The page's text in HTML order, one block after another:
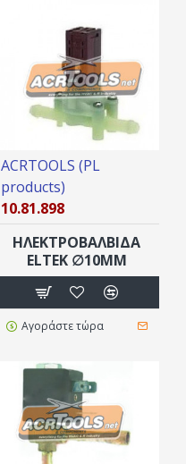
ACRTOOLS (PL
products)
10.81.898
ΗΛΕΚΤΡΟΒΑΛΒΙΔΑ
ELTEK ∅10MM
Αγοράστε τώρα